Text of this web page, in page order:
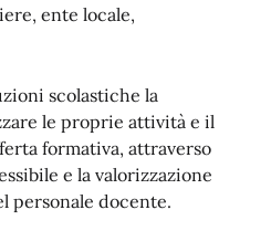
ente locale,
scolastiche la
le proprie attività e il
formativa, attraverso
e la valorizzazione
personale docente.